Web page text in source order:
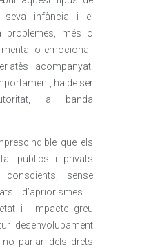
seva infància i el
problemes, més o
o emocional.
atès i acompanyat.
ha de ser
a banda
que els
públics i privats
conscients, sense
d’apriorismes i
i l’impacte greu
desenvolupament
no parlar dels drets